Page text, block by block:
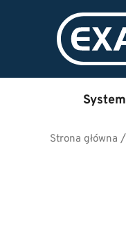
Strona główna /